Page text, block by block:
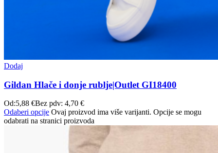
Dodaj
Gildan Hlače i donje rublje|Outlet GI18400
Od:5,88 €Bez pdv: 4,70 €
Odaberi opcije Ovaj proizvod ima više varijanti. Opcije se mogu
odabrati na stranici proizvoda